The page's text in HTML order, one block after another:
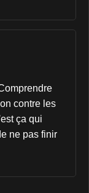
contre les
ça qui
ne pas finir